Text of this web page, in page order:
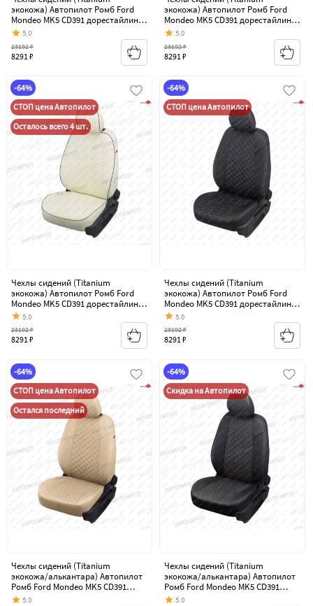
экокожа) Автопилот Ромб Ford
Mondeo MK5 CD391 дорестайлинг
седан (2014-2018)
5.0
8291 ₽
23192 ₽
экокожа) Автопилот Ромб Ford
Mondeo MK5 CD391 дорестайлинг
седан (2014-2018)
5.0
8291 ₽
23192 ₽
-64%
СТОП цена Автопилот
Осталось всего 4 шт.
Чехлы сидений (Titanium
экокожа) Автопилот Ромб Ford
Mondeo MK5 CD391 дорестайлинг
седан (2014-2018)
5.0
8291 ₽
23192 ₽
-64%
СТОП цена Автопилот
Чехлы сидений (Titanium
экокожа) Автопилот Ромб Ford
Mondeo MK5 CD391 дорестайлинг
седан (2014-2018)
5.0
8291 ₽
23192 ₽
-64%
СТОП цена Автопилот
Остался последний
Чехлы сидений (Titanium
экокожа/алькантара) Автопилот
Ромб Ford Mondeo MK5 CD391
дорестайлинг седан (2014-2018)
5.0
-64%
Скидка на Автопилот
Чехлы сидений (Titanium
экокожа/алькантара) Автопилот
Ромб Ford Mondeo MK5 CD391
дорестайлинг седан (2014-2018)
5.0